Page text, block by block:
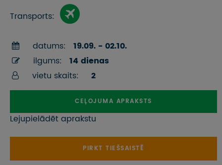
Transports:
datums:
19.09. - 02.10.
ilgums:
14 dienas
vietu skaits:
2
CEĻOJUMA APRAKSTS
Lejupielādēt aprakstu
PIRKT TIEŠSAISTĒ